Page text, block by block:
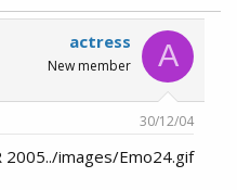
A
actress
New member
30/12/04
2005../images/Emo24.gif